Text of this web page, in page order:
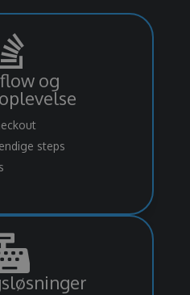
og
steps